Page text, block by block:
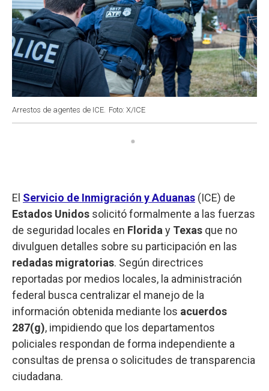
Arrestos de agentes de ICE. Foto: X/ICE
El Servicio de Inmigración y Aduanas (ICE) de
Estados Unidos solicitó formalmente a las fuerzas
de seguridad locales en Florida y Texas que no
divulguen detalles sobre su participación en las
redadas migratorias. Según directrices
reportadas por medios locales, la administración
federal busca centralizar el manejo de la
información obtenida mediante los acuerdos
287(g), impidiendo que los departamentos
policiales respondan de forma independiente a
consultas de prensa o solicitudes de transparencia
ciudadana.